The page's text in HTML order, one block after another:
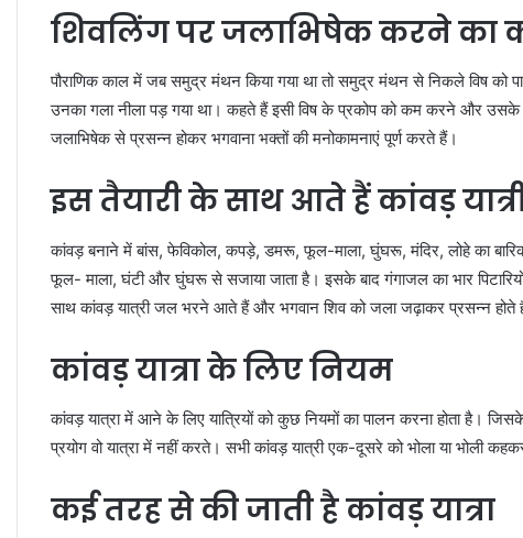
शिवलिंग पर जलाभिषेक करने का
पौराणिक काल में जब समुद्र मंथन किया गया था तो समुद्र मंथन से निकले विष को
उनका गला नीला पड़ गया था। कहते हैं इसी विष के प्रकोप को कम करने और उसके
जलाभिषेक से प्रसन्न होकर भगवाना भक्‍तों की मनोकामनाएं पूर्ण करते हैं।
इस तैयारी के साथ आते हैं कांवड़
कांवड़ बनाने में बांस, फेविकोल, कपड़े, डमरू, फूल-माला, घुंघरू, मंदिर, लोहे का
फूल- माला, घंटी और घुंघरू से सजाया जाता है। इसके बाद गंगाजल का भार
साथ कांवड़ यात्री जल भरने आते हैं और भगवान शिव को जला जढ़ाकर प्रसन्‍न होते
कांवड़ यात्रा के लिए नियम
कांवड़ यात्रा में आने के लिए यात्रियों को कुछ नियमों का पालन करना होता है।
प्रयोग वो यात्रा में नहीं करते। सभी कांवड़ यात्री एक-दूसरे को भोला या भोली
कई तरह से की जाती है कांवड़ यात्रा